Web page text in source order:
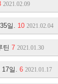
2021.02.09
일. 10 2021.02.04
틴 7 2021.01.30
17일. 6 2021.01.17